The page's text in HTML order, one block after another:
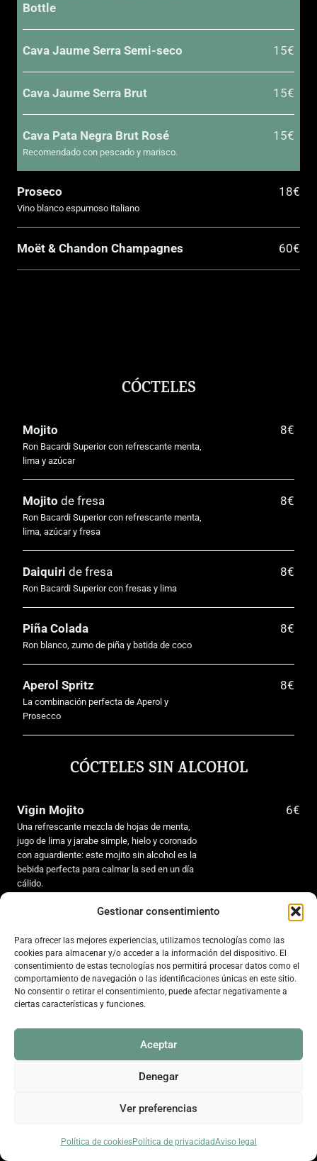
Gestionar consentimiento
Para ofrecer las mejores experiencias, utilizamos tecnologías como las
cookies para almacenar y/o acceder a la información del dispositivo. El
consentimiento de estas tecnologías nos permitirá procesar datos como el
comportamiento de navegación o las identificaciones únicas en este sitio.
No consentir o retirar el consentimiento, puede afectar negativamente a
ciertas características y funciones.
Aceptar
Denegar
Ver preferencias
Política de cookiesPolítica de privacidadAviso legal
Bottle
Cava Jaume Serra Semi-seco 15€
Cava Jaume Serra Brut 15€
Cava Pata Negra Brut Rosé
Recomendado con pescado y marisco.
15€
Proseco
Vino blanco espumoso italiano
18€
Moët & Chandon Champagnes 60€
CÓCTELES
Mojito
Ron Bacardi Superior con refrescante menta,
lima y azúcar
8€
Mojito de fresa
Ron Bacardi Superior con refrescante menta,
lima, azúcar y fresa
8€
Daiquiri de fresa
Ron Bacardi Superior con fresas y lima
8€
Piña Colada
Ron blanco, zumo de piña y batida de coco
8€
Aperol Spritz
La combinación perfecta de Aperol y
Prosecco
8€
CÓCTELES SIN ALCOHOL
Vigin Mojito
Una refrescante mezcla de hojas de menta,
jugo de lima y jarabe simple, hielo y coronado
con aguardiente: este mojito sin alcohol es la
bebida perfecta para calmar la sed en un día
cálido.
6€
Fresas, menta y lima con limonada
6€
Mango Tango
Red Bull, zumo de naranja y mango
6€
Naranja, maracuyá, zumos de frutas con